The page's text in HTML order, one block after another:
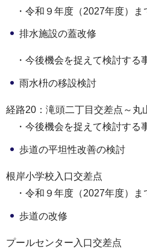
・令和９年度（2027年度）ま
排水施設の蓋改修
・今後機会を捉えて検討する
雨水枡の移設検討
経路20：滝頭二丁目交差点～丸
・今後機会を捉えて検討する
歩道の平坦性改善の検討
根岸小学校入口交差点
・令和９年度（2027年度）ま
歩道の改修
プールセンター入口交差点